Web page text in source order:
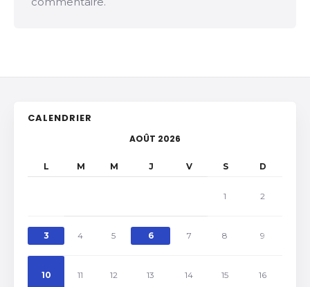
CALENDRIER
AOÛT 2026
L M M J V S D
1 2
3 4 5 6 7 8 9
10 11 12 13 14 15 16